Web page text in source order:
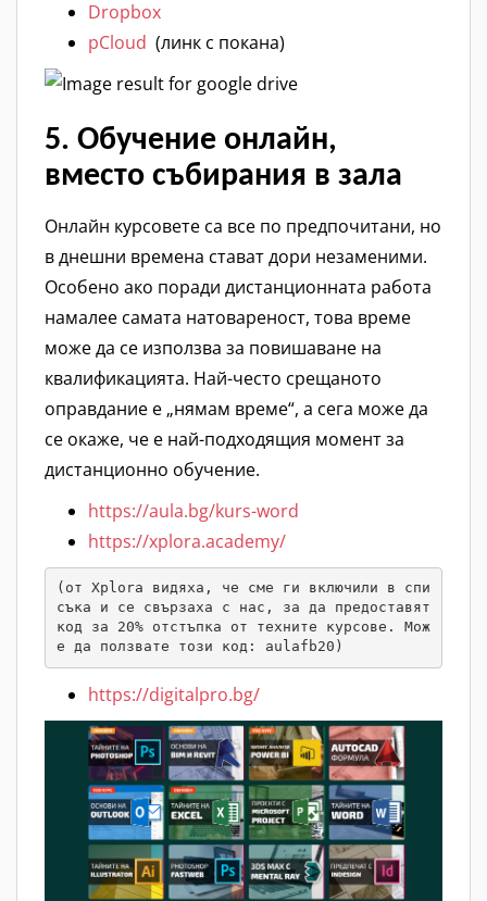
Dropbox
pCloud (линк с покана)
5. Обучение онлайн,
вместо събирания в зала
Онлайн курсовете са все по предпочитани, но
в днешни времена стават дори незаменими.
Особено ако поради дистанционната работа
намалее самата натовареност, това време
може да се използва за повишаване на
квалификацията. Най-често срещаното
оправдание е „нямам време“, а сега може да
се окаже, че е най-подходящия момент за
дистанционно обучение.
https://aula.bg/kurs-word
https://xplora.academy/
(от Xplora видяха, че сме ги включили в спи
съка и се свързаха с нас, за да предоставят
код за 20% отстъпка от техните курсове. Мож
е да ползвате този код: aulafb20)
https://digitalpro.bg/